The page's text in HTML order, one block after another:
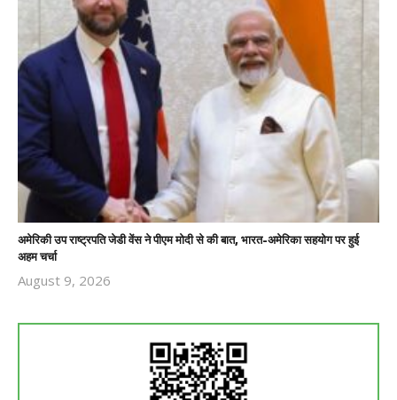
अमेरिकी उप राष्ट्रपति जेडी वेंस ने पीएम मोदी से की बात, भारत-अमेरिका सहयोग पर हुई
अहम चर्चा
August 9, 2026